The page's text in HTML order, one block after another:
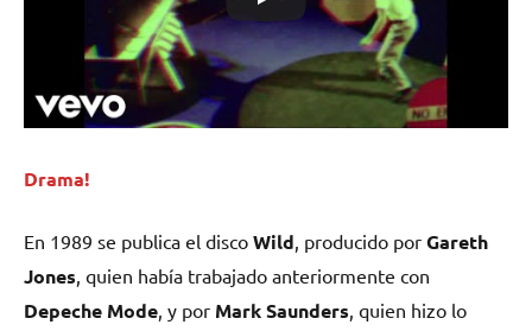
Drama!
En 1989 se publica el disco Wild, producido por Gareth
Jones, quien había trabajado anteriormente con
Depeche Mode, y por Mark Saunders, quien hizo lo